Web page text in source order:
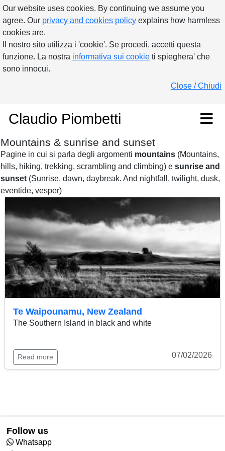
Our website uses cookies. By continuing we assume you
agree. Our privacy and cookies policy explains how harmless
cookies are.
Il nostro sito utilizza i 'cookie'. Se procedi, accetti questa
funzione. La nostra informativa sui cookie ti spieghera' che
sono innocui.
Close / Chiudi
Claudio Piombetti
Mountains & sunrise and sunset
Pagine in cui si parla degli argomenti mountains (Mountains,
hills, hiking, trekking, scrambling and climbing) e sunrise and
sunset (Sunrise, dawn, daybreak. And nightfall, twilight, dusk,
eventide, vesper)
Te Waipounamu, New Zealand
The Southern Island in black and white
Read more 07/02/2026
Follow us
Whatsapp